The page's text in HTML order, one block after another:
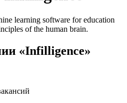
learning software for education
of the human brain.
«Infilligence»